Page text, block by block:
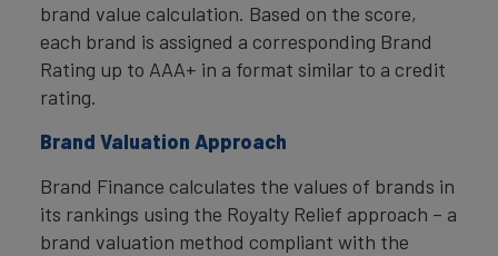
brand value calculation. Based on the score,
each brand is assigned a corresponding Brand
Rating up to AAA+ in a format similar to a credit
rating.
Brand Valuation Approach
Brand Finance calculates the values of brands in
its rankings using the Royalty Relief approach – a
brand valuation method compliant with the